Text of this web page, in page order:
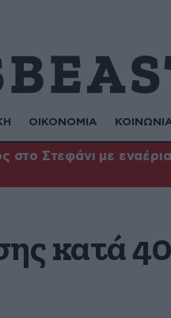
ΟΙΚΟΝΟΜΙΑ
στο Στεφάνι με
κατά